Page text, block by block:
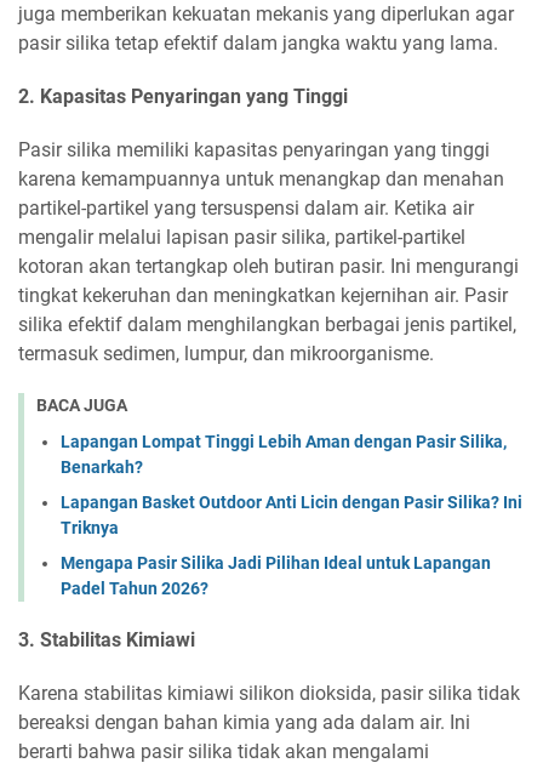
juga memberikan kekuatan mekanis yang diperlukan agar
pasir silika tetap efektif dalam jangka waktu yang lama.
2. Kapasitas Penyaringan yang Tinggi
Pasir silika memiliki kapasitas penyaringan yang tinggi
karena kemampuannya untuk menangkap dan menahan
partikel-partikel yang tersuspensi dalam air. Ketika air
mengalir melalui lapisan pasir silika, partikel-partikel
kotoran akan tertangkap oleh butiran pasir. Ini mengurangi
tingkat kekeruhan dan meningkatkan kejernihan air. Pasir
silika efektif dalam menghilangkan berbagai jenis partikel,
termasuk sedimen, lumpur, dan mikroorganisme.
BACA JUGA
Lapangan Lompat Tinggi Lebih Aman dengan Pasir Silika,
Benarkah?
Lapangan Basket Outdoor Anti Licin dengan Pasir Silika? Ini
Triknya
Mengapa Pasir Silika Jadi Pilihan Ideal untuk Lapangan
Padel Tahun 2026?
3. Stabilitas Kimiawi
Karena stabilitas kimiawi silikon dioksida, pasir silika tidak
bereaksi dengan bahan kimia yang ada dalam air. Ini
berarti bahwa pasir silika tidak akan mengalami